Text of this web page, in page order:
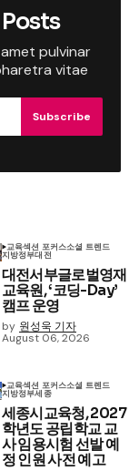
pulvinar
vitae
Subscribe
교육섹션 포커스소셜 트렌드
지방정부대전
대전서부글로벌영재
교육원, ‘코딩-Day’
캠프 운영
by 원성욱 기자
August 06, 2026
교육섹션 포커스소셜 트렌드
지방정부세종
세종시교육청, 2027
학년도 공립학교 교
사 임용시험 선발 예
정 인원 사전 예고